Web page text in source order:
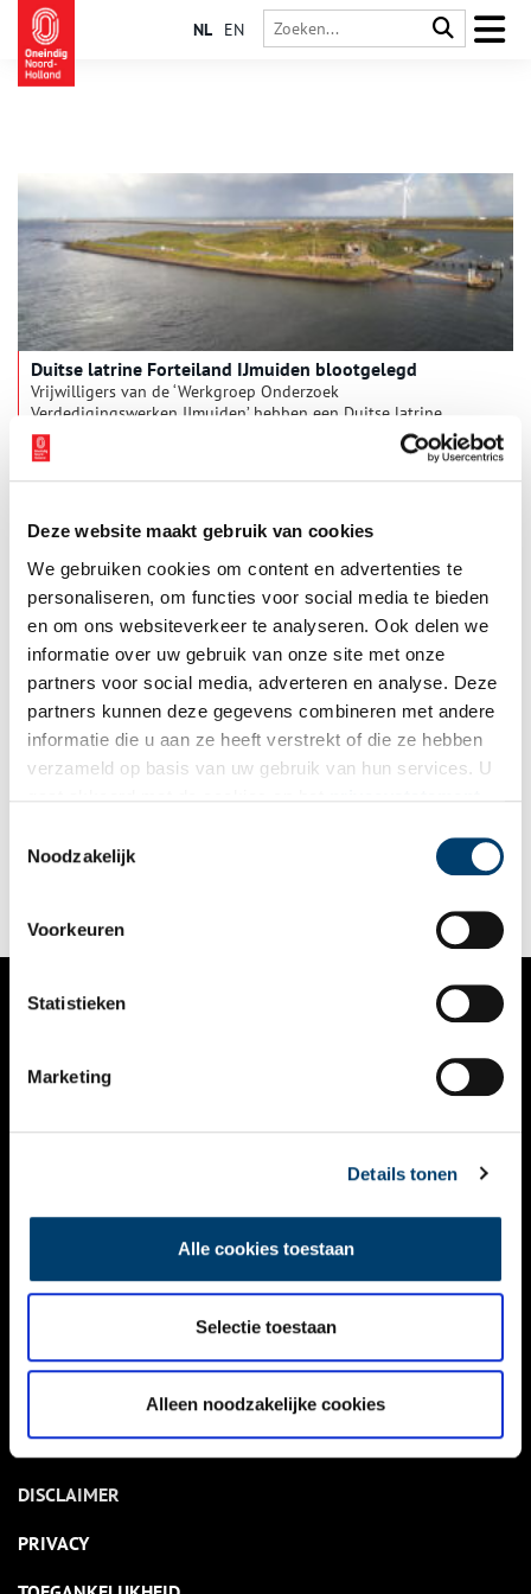
Deze website maakt gebruik van cookies
We gebruiken cookies om content en advertenties te
personaliseren, om functies voor social media te bieden
en om ons websiteverkeer te analyseren. Ook delen we
informatie over uw gebruik van onze site met onze
partners voor social media, adverteren en analyse. Deze
partners kunnen deze gegevens combineren met andere
informatie die u aan ze heeft verstrekt of die ze hebben
verzameld op basis van uw gebruik van hun services. U
Noodzakelijk
Voorkeuren
Statistieken
Marketing
Details tonen
Alle cookies toestaan
Selectie toestaan
Alleen noodzakelijke cookies
NL EN
Duitse latrine Forteiland IJmuiden blootgelegd
Vrijwilligers van de ‘Werkgroep Onderzoek
Verdedigingswerken IJmuiden’ hebben een Duitse latrine
blootgelegd op Forteiland IJmuiden. In die latrine bevonden
zich vijf zitplaatsen, van elkaar gescheiden met een betonnen
muurtje, waar Duitse soldaten hun behoefte konden doen.
Vier eeuwen op de pot: van open riool naar porseleinen
troon
Naar de wc gaan, hoe deden onze voorouders dat eigenlijk?
dat de historische toiletgewoontes aan hygiëne nogal te
wensen overlieten.
NIEUWS
KALENDER
ACTIVITEITEN
NIEUWSBRIEF
DISCLAIMER
PRIVACY